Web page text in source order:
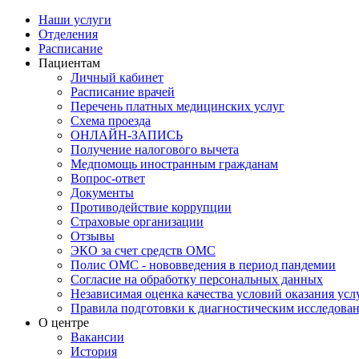
Наши услуги
Отделения
Расписание
Пациентам
Личный кабинет
Расписание врачей
Перечень платных медицинских услуг
Схема проезда
ОНЛАЙН-ЗАПИСЬ
Получение налогового вычета
Медпомощь иностранным гражданам
Вопрос-ответ
Документы
Противодействие коррупции
Страховые организации
Отзывы
ЭКО за счет средств ОМС
Полис ОМС - нововведения в период пандемии
Согласие на обработку персональных данных
Независимая оценка качества условий оказания
Правила подготовки к диагностическим
О центре
Вакансии
История